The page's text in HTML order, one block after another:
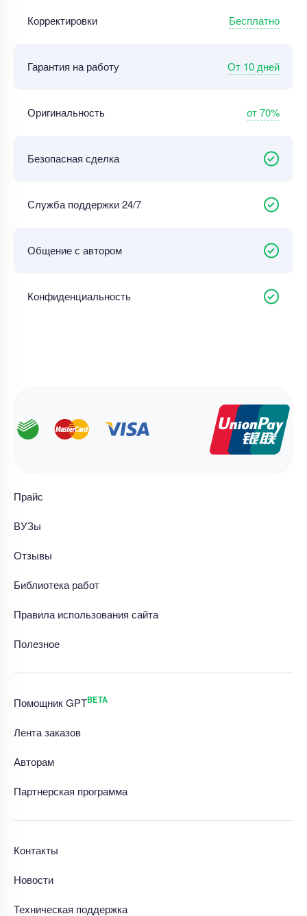
Корректировки Бесплатно
Гарантия на работу От 10 дней
Оригинальность от 70%
Безопасная сделка
Служба поддержки 24/7
Общение с автором
Конфиденциальность
Прайс
ВУЗы
Отзывы
Библиотека работ
Правила использования сайта
Полезное
Помощник GPTBETA
Лента заказов
Авторам
Партнерская программа
Контакты
Новости
Техническая поддержка